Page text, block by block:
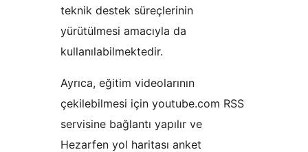
teknik destek süreçlerinin
yürütülmesi amacıyla da
kullanılabilmektedir.
Ayrıca, eğitim videolarının
çekilebilmesi için youtube.com RSS
servisine bağlantı yapılır ve
Hezarfen yol haritası anket